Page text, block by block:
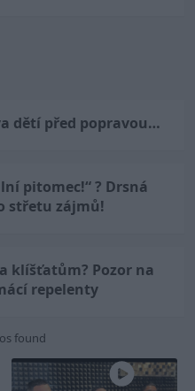
dětí před popravou…
pitomec!“ ? Drsná
střetu zájmů!
klíšťatům? Pozor na
repelenty
found